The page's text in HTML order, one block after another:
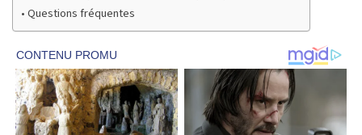
Questions fréquentes